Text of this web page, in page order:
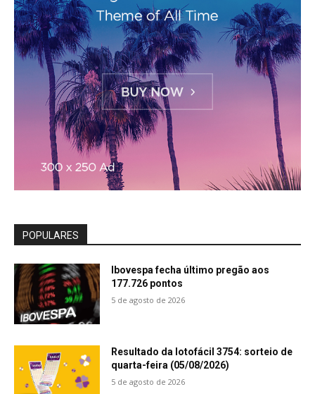
POPULARES
Ibovespa fecha último pregão aos
177.726 pontos
5 de agosto de 2026
Resultado da lotofácil 3754: sorteio de
quarta-feira (05/08/2026)
5 de agosto de 2026